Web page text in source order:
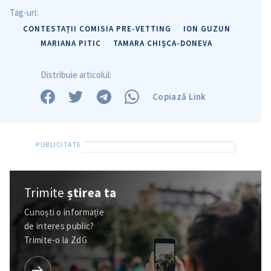
Tag-uri:
CONTESTAȚII COMISIA PRE-VETTING
ION GUZUN
MARIANA PITIC
TAMARA CHIȘCA-DONEVA
Distribuie articolul:
Copiază Link
Trimiteștirea ta
Cunoști o informație
de interes public?
Trimite-o la ZdG
Mesajul știrei
+ Mesajul știrei
Sursă anonimă
Nume+ Numele meu
Email+ Emailul meu